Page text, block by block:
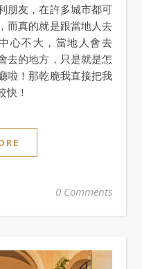
朋友，在許多城市都可
而真的就是跟當地人去
心不大，當地人會去
去的地方，只是就是怎
啦！那乾脆我直接把我
快！
0 Comments